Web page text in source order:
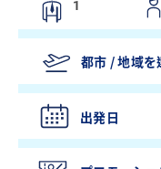
出発日